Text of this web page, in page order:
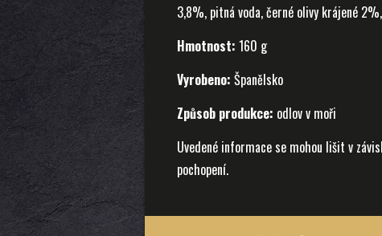
3,8%, pitná voda, černé olivy krájené
Hmotnost: 160 g
Vyrobeno: Španělsko
Způsob produkce: odlov v moři
Uvedené informace se mohou lišit v
pochopení.